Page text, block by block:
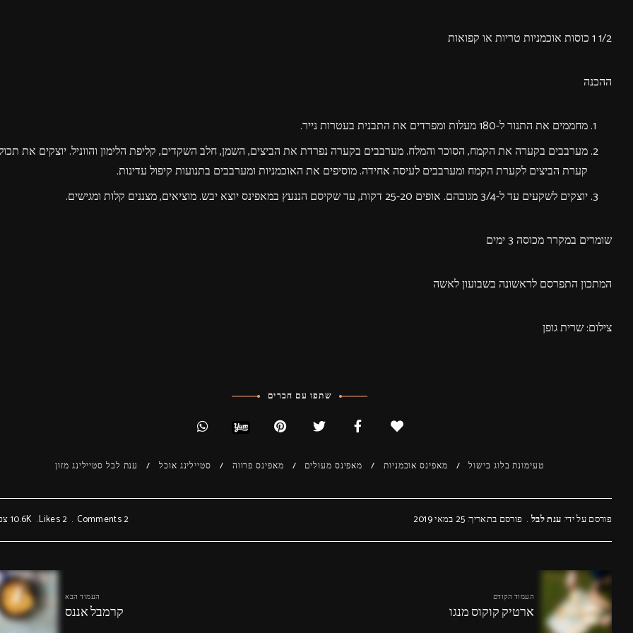
1/2 1 כוסות אוכמניות טריות או קפואות
ההכנה
מחממים את התנור ל-180 מעלות ומפרדים את התבנית בעטרות נייר.
מערבבים בקערה את הקמח, הסוכר והמלח. מערבבים בקערה נפרדת את הביצים, השמן, חלב השקדים, קליפת הלימון והווניל. יוצקים את
קערת הביצים לקערת הקמח ומערבבים לעיסה אחידה. מוסיפים את האוכמניות ומערבבים בתנועות קיפול עדינות.
יוצקים לשקעים עד ל-3/4 מגובהם. אופים 25-20 דקות, עד שקיסם הננעץ במאפינס יוצא יבש. מוציאים, מצננים קלות ומגישים.
שומרים במקרר מכוסה 3 ימים
המתכון התפרסם לראשונה בשבועון לאשה
צילום: שרית גופן
שתפו עם חברים
טעימונת בלוג בישול מאפינס אוכמניות מאפינס מעולים מאפינס פרווה סטיילינג אוכל ענת לבל סטיילינג מזון
פורסם על ידי: ענת לבל פורסם בתאריך: 25 במאי 2019 2 Comments
2
Likes
10.6K
העמוד הקודם
ארטיק קוקוס מנגו
העמוד הבא
קרמבל אננס